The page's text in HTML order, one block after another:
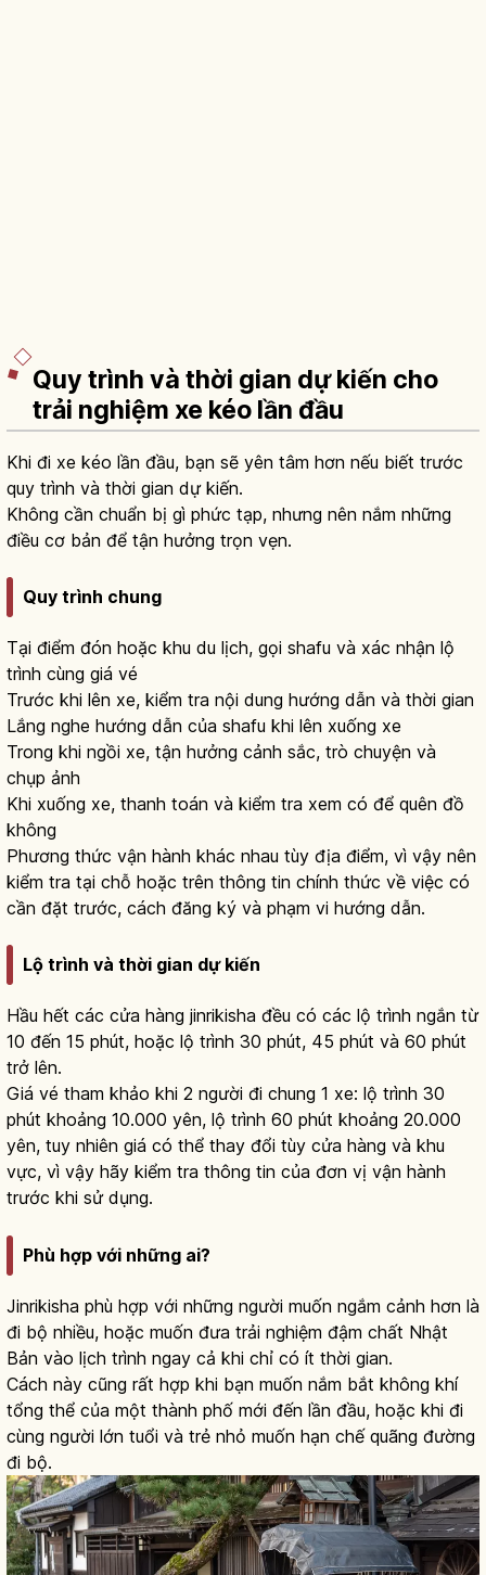
Quy trình và thời gian dự kiến cho
trải nghiệm xe kéo lần đầu
Khi đi xe kéo lần đầu, bạn sẽ yên tâm hơn nếu biết trước
quy trình và thời gian dự kiến.
Không cần chuẩn bị gì phức tạp, nhưng nên nắm những
điều cơ bản để tận hưởng trọn vẹn.
Quy trình chung
Tại điểm đón hoặc khu du lịch, gọi shafu và xác nhận lộ
trình cùng giá vé
Trước khi lên xe, kiểm tra nội dung hướng dẫn và thời gian
Lắng nghe hướng dẫn của shafu khi lên xuống xe
Trong khi ngồi xe, tận hưởng cảnh sắc, trò chuyện và
chụp ảnh
Khi xuống xe, thanh toán và kiểm tra xem có để quên đồ
không
Phương thức vận hành khác nhau tùy địa điểm, vì vậy nên
kiểm tra tại chỗ hoặc trên thông tin chính thức về việc có
cần đặt trước, cách đăng ký và phạm vi hướng dẫn.
Lộ trình và thời gian dự kiến
Hầu hết các cửa hàng jinrikisha đều có các lộ trình ngắn từ
10 đến 15 phút, hoặc lộ trình 30 phút, 45 phút và 60 phút
trở lên.
Giá vé tham khảo khi 2 người đi chung 1 xe: lộ trình 30
phút khoảng 10.000 yên, lộ trình 60 phút khoảng 20.000
yên, tuy nhiên giá có thể thay đổi tùy cửa hàng và khu
vực, vì vậy hãy kiểm tra thông tin của đơn vị vận hành
trước khi sử dụng.
Phù hợp với những ai?
Jinrikisha phù hợp với những người muốn ngắm cảnh hơn là
đi bộ nhiều, hoặc muốn đưa trải nghiệm đậm chất Nhật
Bản vào lịch trình ngay cả khi chỉ có ít thời gian.
Cách này cũng rất hợp khi bạn muốn nắm bắt không khí
tổng thể của một thành phố mới đến lần đầu, hoặc khi đi
cùng người lớn tuổi và trẻ nhỏ muốn hạn chế quãng đường
đi bộ.